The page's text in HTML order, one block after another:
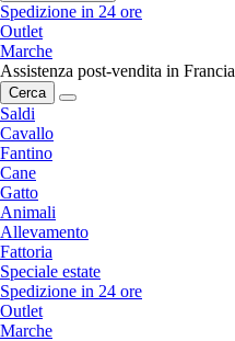
Spedizione in 24 ore
Outlet
Marche
Assistenza post-vendita in Francia
Cerca
Saldi
Cavallo
Fantino
Cane
Gatto
Animali
Allevamento
Fattoria
Speciale estate
Spedizione in 24 ore
Outlet
Marche